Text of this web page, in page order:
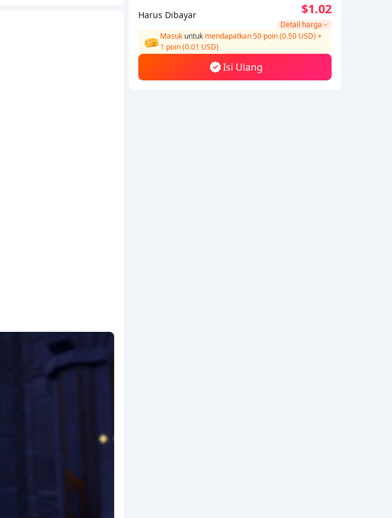
Harus Dibayar
Detail harga
$1.02
Masuk untuk mendapatkan 50 poin (0.50 USD)+
1 poin (0.01 USD)
Isi Ulang